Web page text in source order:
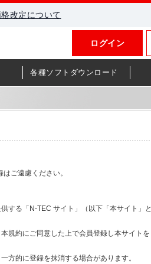
改定について
ログイン
各種ソフトダウンロード
ご遠慮ください。
する「N-TEC サイト」（以下「本サイト」と
規約にご同意した上で会員登録し本サイトを
方的に登録を抹消する場合があります。